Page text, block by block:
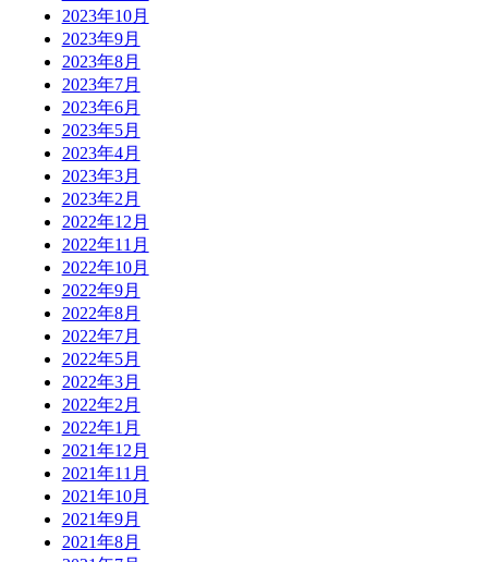
2023年10月
2023年9月
2023年8月
2023年7月
2023年6月
2023年5月
2023年4月
2023年3月
2023年2月
2022年12月
2022年11月
2022年10月
2022年9月
2022年8月
2022年7月
2022年5月
2022年3月
2022年2月
2022年1月
2021年12月
2021年11月
2021年10月
2021年9月
2021年8月